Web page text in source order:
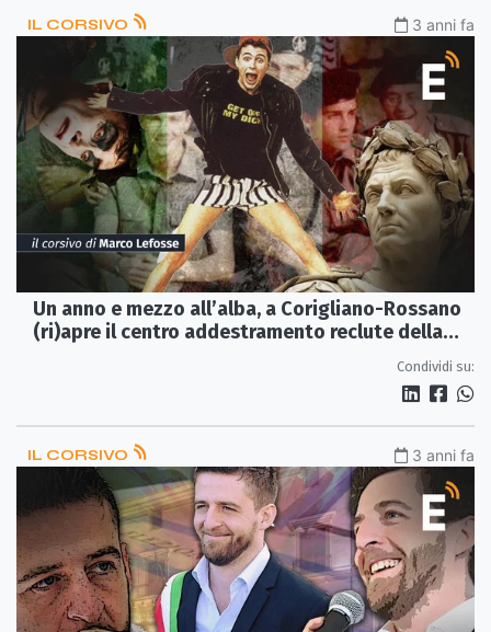
IL CORSIVO 3 anni fa
Un anno e mezzo all’alba, a Corigliano-Rossano
(ri)apre il centro addestramento reclute della
Condividi su:
IL CORSIVO 3 anni fa